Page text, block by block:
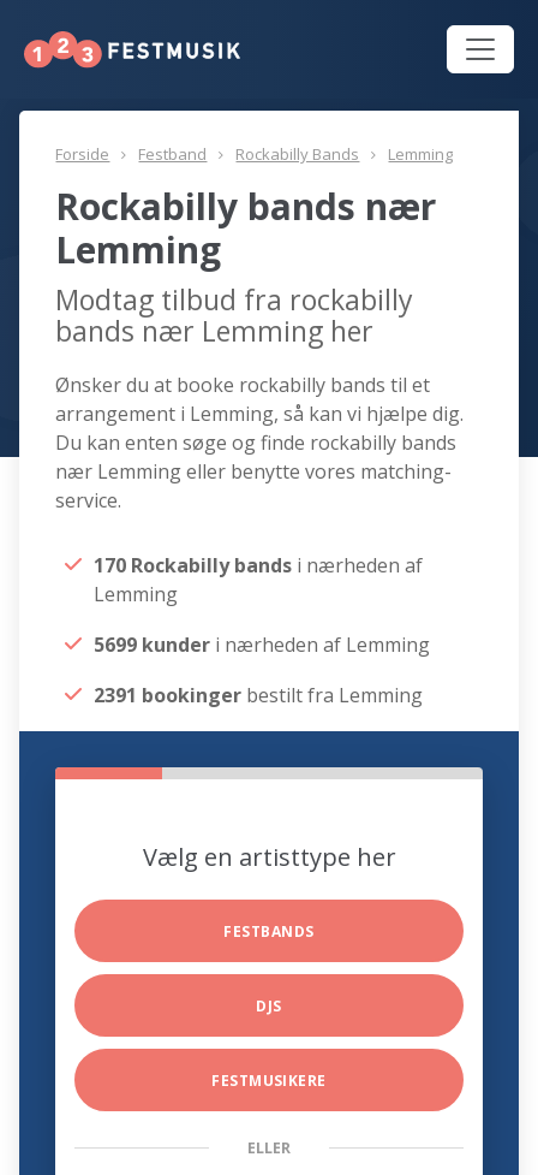
Forside Festband Rockabilly Bands Lemming
Rockabilly bands nær
Lemming
Modtag tilbud fra rockabilly
bands nær Lemming her
Ønsker du at booke rockabilly bands til et
arrangement i Lemming, så kan vi hjælpe dig.
Du kan enten søge og finde rockabilly bands
nær Lemming eller benytte vores matching-
service.
170 Rockabilly bands i nærheden af
Lemming
5699 kunder i nærheden af Lemming
2391 bookinger bestilt fra Lemming
Vælg en artisttype her
FESTBANDS
DJS
FESTMUSIKERE
ELLER